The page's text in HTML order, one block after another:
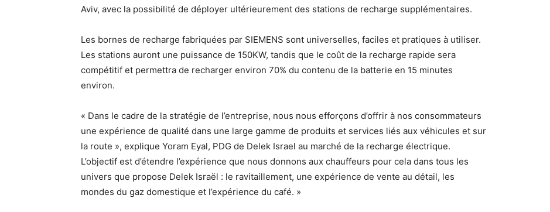
Aviv, avec la possibilité de déployer ultérieurement des stations de recharge supplémentaires.
Les bornes de recharge fabriquées par SIEMENS sont universelles, faciles et pratiques à utiliser.
Les stations auront une puissance de 150KW, tandis que le coût de la recharge rapide sera
compétitif et permettra de recharger environ 70% du contenu de la batterie en 15 minutes
environ.
« Dans le cadre de la stratégie de l’entreprise, nous nous efforçons d’offrir à nos consommateurs
une expérience de qualité dans une large gamme de produits et services liés aux véhicules et sur
la route », explique Yoram Eyal, PDG de Delek Israel au marché de la recharge électrique.
L’objectif est d’étendre l’expérience que nous donnons aux chauffeurs pour cela dans tous les
univers que propose Delek Israël : le ravitaillement, une expérience de vente au détail, les
mondes du gaz domestique et l’expérience du café. »